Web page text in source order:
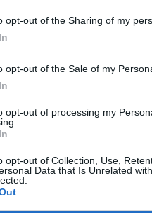
opt-out of the Sharing of my
opt-out of the Sale of my
opt-out of processing my
opt-out of Collection, Use,
Data that Is Unrelated
no formas
¡Hazte Socio para acceder
¡Suscríbete!